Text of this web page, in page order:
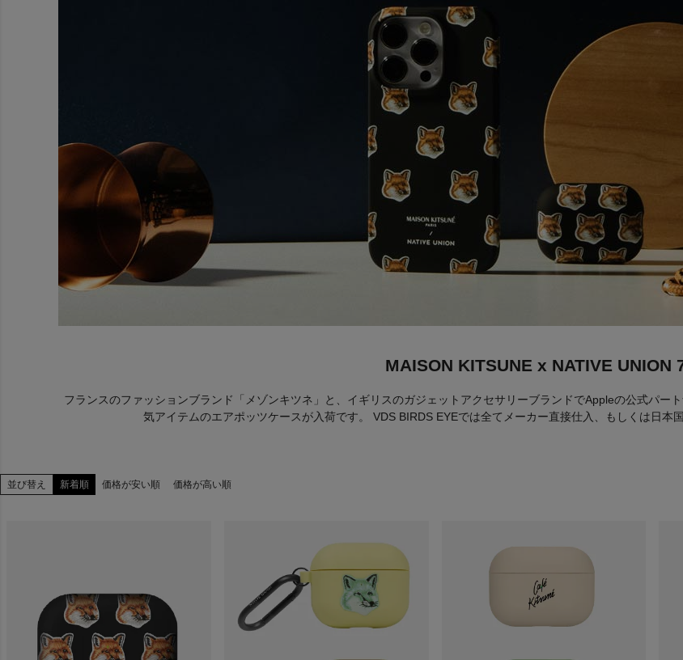
MAISON KITSUNE x NATIVE UNION
フランスのファッションブランド「メゾンキツネ」と、イギリスのガジェットアクセサリーブランドでAppleの公式パー
気アイテムのエアポッツケースが入荷です。 VDS BIRDS EYEでは全てメーカー直接仕入、もしくは日本
並び替え 新着順 価格が安い順 価格が高い順